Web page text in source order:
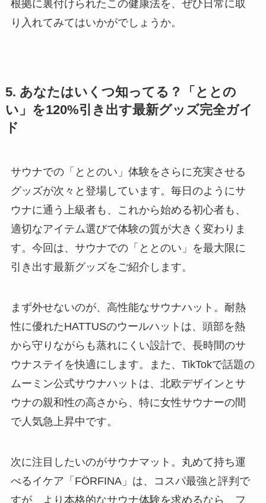
根拠に裏付けられたこの健康法を、ぜひ日常に取
り入れてみてはいかがでしょうか。
5. あなたはいくつ知ってる？「ととの
い」を120%引き出す最新グッズ完全ガイ
ド
サウナでの「ととのい」体験をさらに充実させる
グッズが次々と登場しています。毎日のようにサ
ウナに通う上級者も、これから始める初心者も、
適切なアイテム選びで体験の質が大きく変わりま
す。今回は、サウナでの「ととのい」を最大限に
引き出す最新グッズをご紹介します。
まず外せないのが、高性能なサウナハット。耐熱
性に優れたHATTUSのウールハットは、頭部を熱
から守りながらも蒸れにくい設計で、長時間のサ
ウナステイを快適にします。また、TikTokで話題の
ムーミン公式サウナハットは、北欧デザインとサ
ウナの親和性の高さから、特に女性サウナーの間
で人気急上昇中です。
次に注目したいのがサウナマット。丸めて持ち運
べるイケア「FÖRFINA」は、コスパ最強と評判で
すが、より本格的なサウナ体験を求めるなら、フ